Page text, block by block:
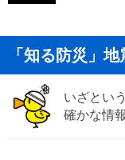
「知る防災」地
いざとい
確かな情